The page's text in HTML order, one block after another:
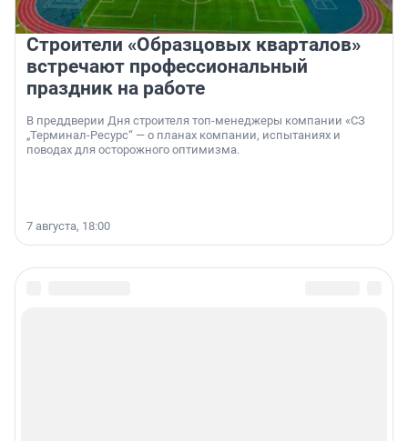
Строители «Образцовых кварталов»
встречают профессиональный
праздник на работе
В преддверии Дня строителя топ-менеджеры компании «СЗ
„Терминал-Ресурс“ — о планах компании, испытаниях и
поводах для осторожного оптимизма.
7 августа, 18:00